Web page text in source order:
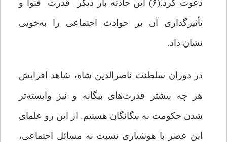
دعوت کرد.(۶) این حادثه بار دیگر قدرت فتوا و
تأثیرگذاری آن بر حوادث اجتماعی را به‌خوبی
نشان داد.
در دوران سلطنت ناصرالدین شاه، شاهد افرایش
هر چه بیشتر قدرت‌های بیگانه و نیز وابسته‌تر
شدن حکومت به بیگانگان هستیم. از این رو علمای
این عصر با هوشیاری نسبت به مسائل اجتماعی،